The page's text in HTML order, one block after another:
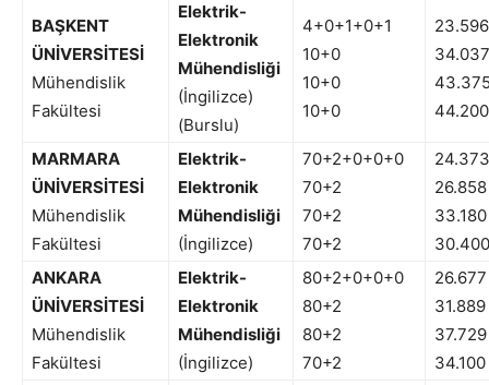
BAŞKENT
ÜNİVERSİTESİ
Mühendislik
Fakültesi
Elektrik-
Elektronik
Mühendisliği
(İngilizce)
(Burslu)
4+0+1+0+1
10+0
10+0
10+0
23.596
34.037
44.200
MARMARA
ÜNİVERSİTESİ
Mühendislik
Fakültesi
Elektrik-
Elektronik
Mühendisliği
(İngilizce)
70+2+0+0+0
70+2
70+2
70+2
24.373
26.858
33.180
30.400
ANKARA
ÜNİVERSİTESİ
Mühendislik
Fakültesi
Elektrik-
Elektronik
Mühendisliği
(İngilizce)
80+2+0+0+0
80+2
80+2
70+2
26.677
31.889
37.729
34.100